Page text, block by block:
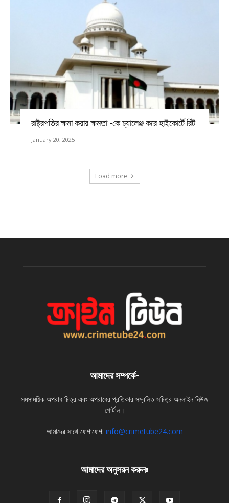
রাষ্ট্রপতির ক্ষমা করার ক্ষমতা -কে চ্যালেঞ্জ করে হাইকোর্টে রিট
January 20, 2025
Load more
আমাদের সম্পর্কে-
সমসাময়িক অপরাধ চিত্র এবং অপরাধের প্রতিকার সম্বলিত সচিত্র অনলাইন নিউজ
পোর্টাল।
আমাদের সাথে যোগাযোগ: info@crimetube24.com
আমাদের অনুসরন করুনঃ